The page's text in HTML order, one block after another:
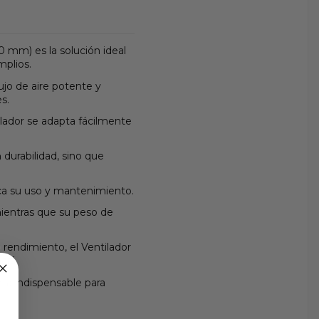
mm) es la solución ideal
de aire potente y
se adapta fácilmente
sino que
su uso y mantenimiento.
que su peso de
rendimiento, el Ventilador
indispensable para